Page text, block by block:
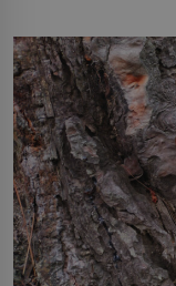
na podzim 1958
neobvyklou
severního